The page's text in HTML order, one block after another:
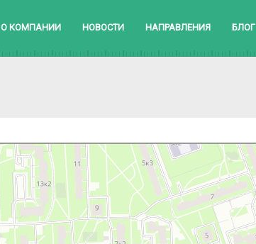
О КОМПАНИИ НОВОСТИ НАПРАВЛЕНИЯ БЛОГ